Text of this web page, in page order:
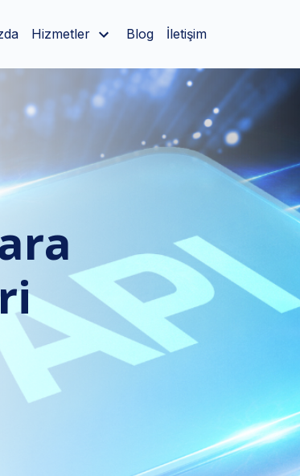
Hizmetler Blog İletişim
bir